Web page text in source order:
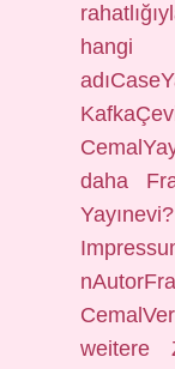
hangi
daha
Yayınevi?
weitere